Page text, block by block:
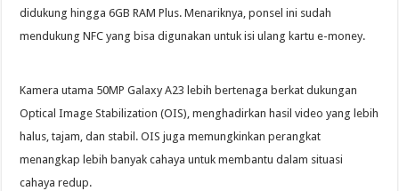
didukung hingga 6GB RAM Plus. Menariknya, ponsel ini sudah
mendukung NFC yang bisa digunakan untuk isi ulang kartu e-money.
Kamera utama 50MP Galaxy A23 lebih bertenaga berkat dukungan
Optical Image Stabilization (OIS), menghadirkan hasil video yang lebih
halus, tajam, dan stabil. OIS juga memungkinkan perangkat
menangkap lebih banyak cahaya untuk membantu dalam situasi
cahaya redup.